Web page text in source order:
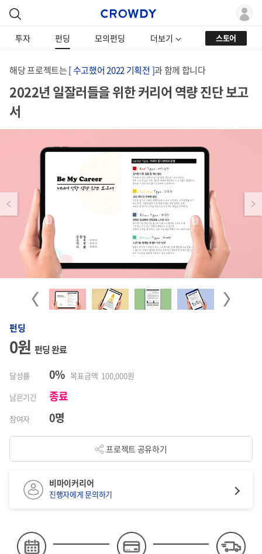
투자 펀딩 모의펀딩 더보기 스토어
해당 프로젝트는[ 수고했어 2022 기획전 ]과 함께 합니다
2022년 일잘러들을 위한 커리어 역량 진단 보고
서
Previous Next
Previous Next
펀딩
0원 펀딩 완료
달성률 0% 목표금액 100,000원
남은기간
종료
참여자 0명
프로젝트 공유하기
비마이커리어
진행자에게 문의하기